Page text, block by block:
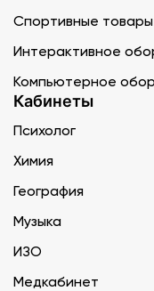
Спортивные товары
Интерактивное
Компьютерное
Кабинеты
Психолог
Химия
География
Музыка
ИЗО
Медкабинет